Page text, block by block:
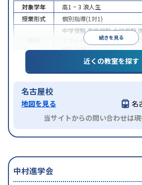
続きを見る
対象学年 高1 ~ 3 浪人生
授業形式
個別指導(1対1)
中学受験高校受験大学受験
テスト対策
学習習慣の定着
特化対策
授業の振替可能1科目から受
近くの教室を探す
名古屋校
地図を見る
名
当サイトからの問い合わせは
中村進学会